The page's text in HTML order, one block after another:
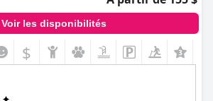
Voir les disponibilités
$